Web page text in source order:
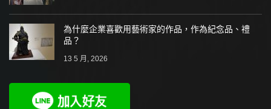
為什麼企業喜歡用藝術家的作品，作為紀念品、禮
品？
13 5 月, 2026